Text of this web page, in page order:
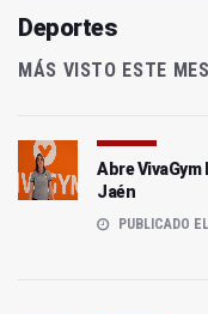
Deportes
MÁS VISTO ESTE MES
Abre
Jaén
PUBLICADO